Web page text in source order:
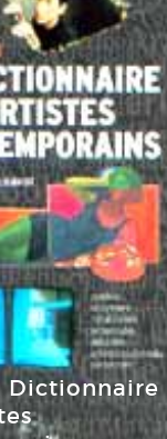
Dictionnaire